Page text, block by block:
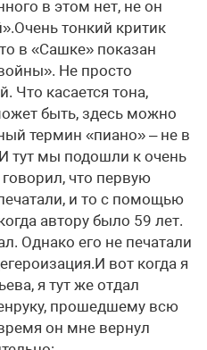
в этом нет, не он
тонкий критик
в «Сашке» показан
Не просто
Что касается тона,
быть, здесь можно
термин «пиано» – не в
тут мы подошли к очень
что первую
и то с помощью
автору было 59 лет.
Однако его не печатали
вот когда я
я тут же отдал
прошедшему всю
он мне вернул